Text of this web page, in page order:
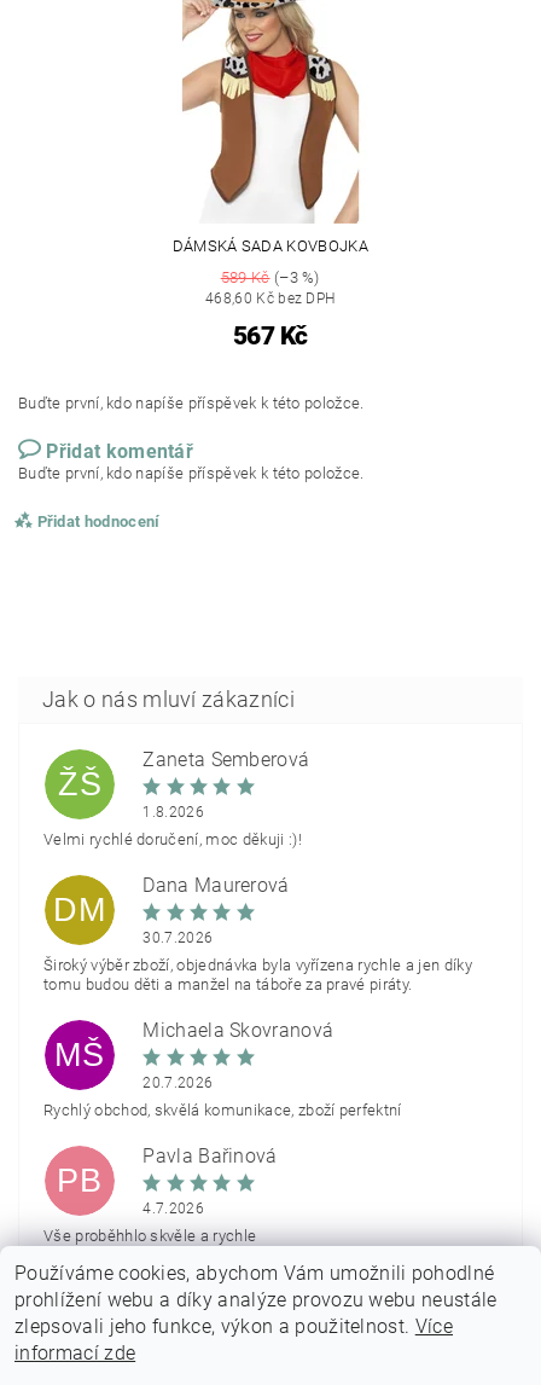
DÁMSKÁ SADA KOVBOJKA
589 Kč(–3 %)
468,60 Kč bez DPH
567 Kč
Buďte první, kdo napíše příspěvek k této položce.
Přidat komentář
Buďte první, kdo napíše příspěvek k této položce.
Přidat hodnocení
ŽŠ
Žaneta Šemberová
1.8.2026
Velmi rychlé doručení, moc děkuji :)!
DM
Dana Maurerová
30.7.2026
Široký výběr zboží, objednávka byla vyřízena rychle a jen díky
tomu budou děti a manžel na táboře za pravé piráty.
MŠ
Michaela Škovranová
20.7.2026
Rychlý obchod, skvělá komunikace, zboží perfektní
PB
Pavla Bařinová
4.7.2026
Vše proběhhlo skvěle a rychle
Zobrazit další hodnocení
Používáme cookies, abychom Vám umožnili pohodlné
prohlížení webu a díky analýze provozu webu neustále
zlepsovali jeho funkce, výkon a použitelnost. Více
informací zde